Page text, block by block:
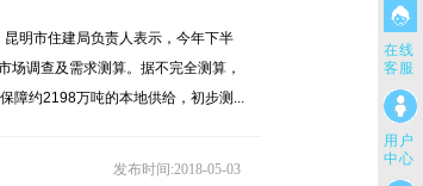
在线
客服
用户
中心
明市住建局负责人表示，今年下半
调查及需求测算。据不完全测算，
障约2198万吨的本地供给，初步测...
发布时间:2018-05-03